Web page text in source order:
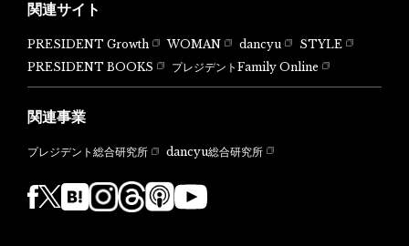
関連サイト
PRESIDENT Growth WOMAN dancyu
STYLE
PRESIDENT BOOKS
プレジデントFamily Online
関連事業
プレジデント総合研究所 dancyu総合研究所